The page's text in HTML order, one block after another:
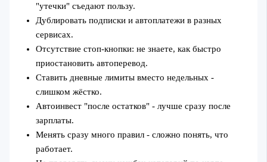
"утечки" съедают пользу.
Дублировать подписки и автоплатежи в разных
сервисах.
Отсутствие стоп‑кнопки: не знаете, как быстро
приостановить автоперевод.
Ставить дневные лимиты вместо недельных -
слишком жёстко.
Автоинвест "после остатков" - лучше сразу после
зарплаты.
Менять сразу много правил - сложно понять, что
работает.